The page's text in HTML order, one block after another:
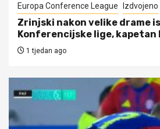
Europa Conference League Izdvojeno
Zrinjski nakon velike drame
Konferencijske lige,
1 tjedan ago